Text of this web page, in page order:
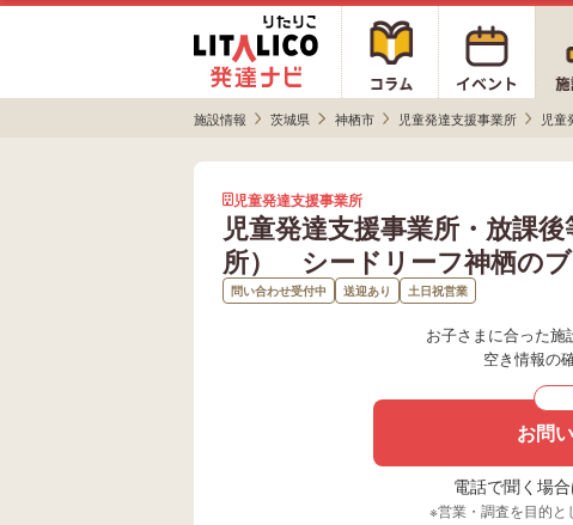
施設情報 茨城県 神栖市 児童発達支援事業所 児童
児童発達支援事業所
児童発達支援事業所・放課
所） シードリーフ神栖の
問い合わせ受付中 送迎あり 土日祝営業
お子さまに合った施
空き情報の
お問
電話で聞く場
※営業・調査を目的と